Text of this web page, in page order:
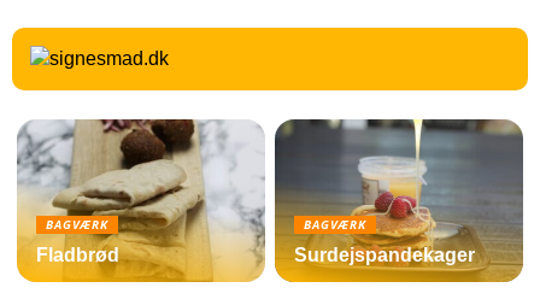
BAGVÆRK
Fladbrød
BAGVÆRK
Surdejspandekager